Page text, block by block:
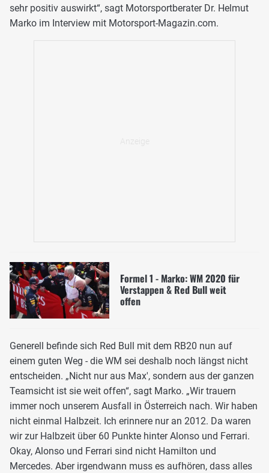
sehr positiv auswirkt“, sagt Motorsportberater Dr. Helmut
Marko im Interview mit Motorsport-Magazin.com.
Formel 1 - Marko: WM 2020 für
Verstappen & Red Bull weit
offen
Generell befinde sich Red Bull mit dem RB20 nun auf
einem guten Weg - die WM sei deshalb noch längst nicht
entscheiden. „Nicht nur aus Max', sondern aus der ganzen
Teamsicht ist sie weit offen“, sagt Marko. „Wir trauern
immer noch unserem Ausfall in Österreich nach. Wir haben
nicht einmal Halbzeit. Ich erinnere nur an 2012. Da waren
wir zur Halbzeit über 60 Punkte hinter Alonso und Ferrari.
Okay, Alonso und Ferrari sind nicht Hamilton und
Mercedes. Aber irgendwann muss es aufhören, dass alles